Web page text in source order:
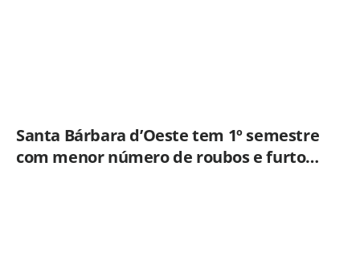
Santa Bárbara d’Oeste tem 1º semestre
com menor número de roubos e furtos